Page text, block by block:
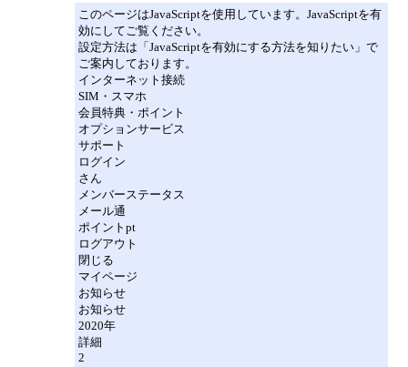
このページはJavaScriptを使用しています。JavaScriptを有
効にしてご覧ください。
設定方法は「JavaScriptを有効にする方法を知りたい」で
ご案内しております。
インターネット接続
SIM・スマホ
会員特典・ポイント
オプションサービス
サポート
ログイン
さん
メンバーステータス
メール通
ポイントpt
ログアウト
閉じる
マイページ
お知らせ
お知らせ
2020年
詳細
2